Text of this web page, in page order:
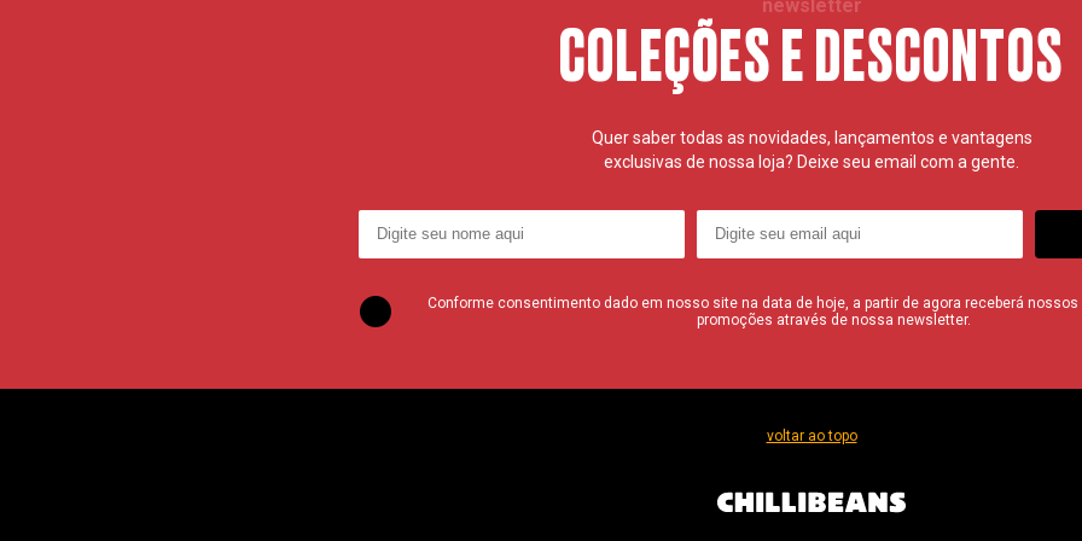
newsletter
COLEÇÕES E DESCONTOS
Quer saber todas as novidades, lançamentos e vantagens
exclusivas de nossa loja? Deixe seu email com a gente.
Conforme consentimento dado em nosso site na data de hoje, a partir de agora receberá
promoções através de nossa newsletter.
voltar ao topo